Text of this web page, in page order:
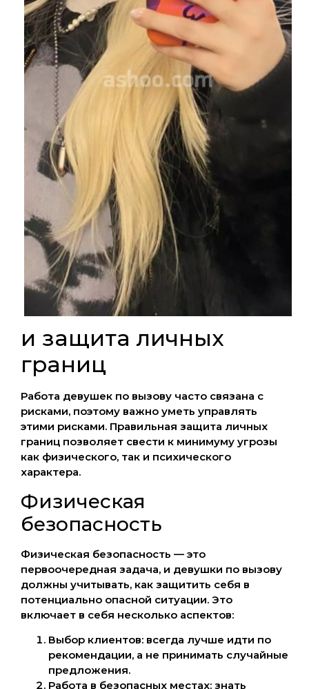
и защита личных
границ
Работа девушек по вызову часто связана с
рисками, поэтому важно уметь управлять
этими рисками. Правильная защита личных
границ позволяет свести к минимуму угрозы
как физического, так и психического
характера.
Физическая
безопасность
Физическая безопасность — это
первоочередная задача, и девушки по вызову
должны учитывать, как защитить себя в
потенциально опасной ситуации. Это
включает в себя несколько аспектов:
Выбор клиентов: всегда лучше идти по
рекомендации, а не принимать случайные
предложения.
Работа в безопасных местах: знать